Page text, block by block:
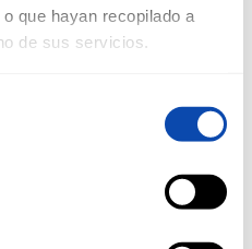
que hayan recopilado a
de sus servicios.